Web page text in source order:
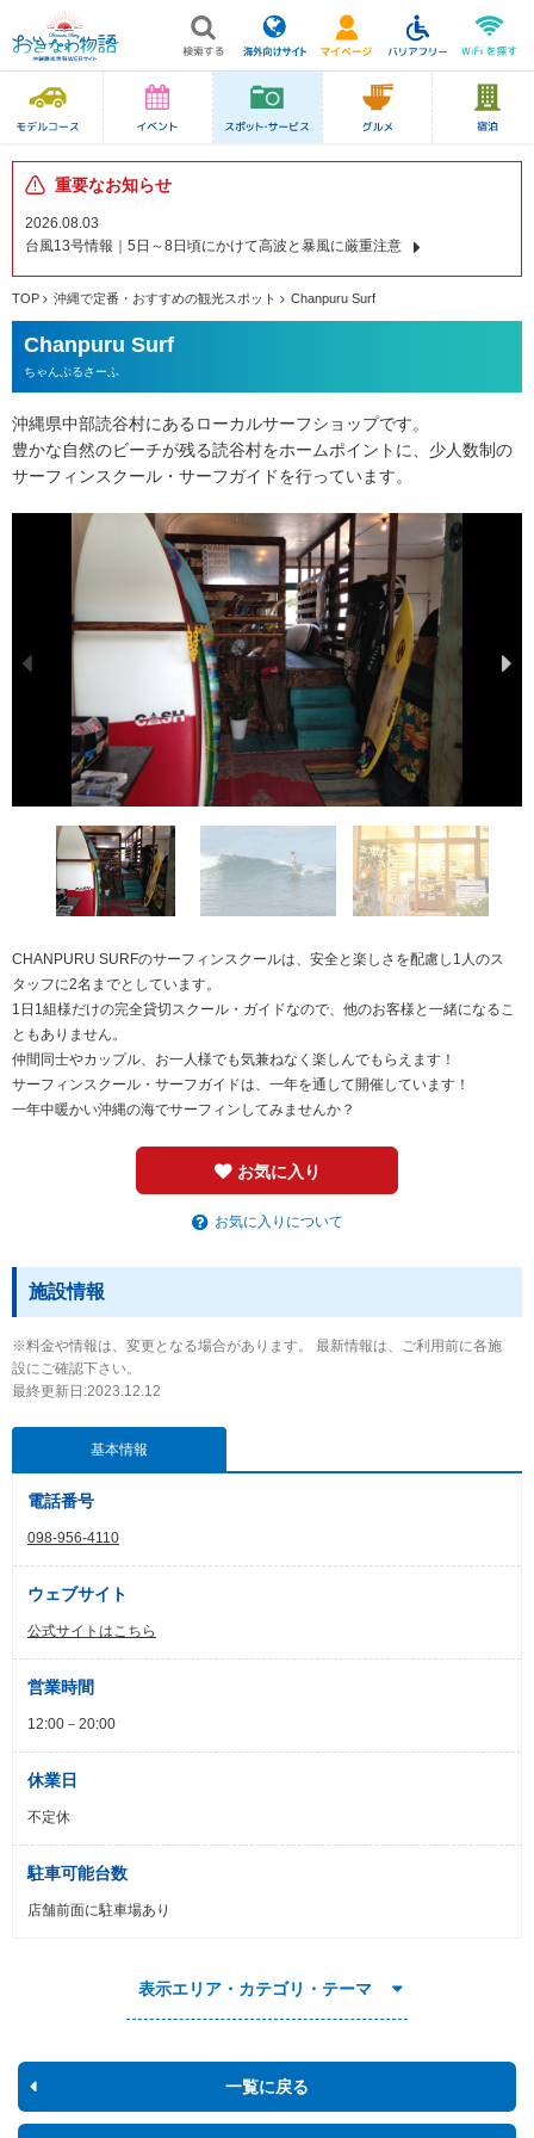
重要なお知らせ
2026.08.03
台風13号情報｜5日～8日頃にかけて高波と暴風に厳重注意
TOP 沖縄で定番・おすすめの観光スポット Chanpuru Surf
Chanpuru Surf
ちゃんぷるさーふ
沖縄県中部読谷村にあるローカルサーフショップです。
豊かな自然のビーチが残る読谷村をホームポイントに、少人数制の
サーフィンスクール・サーフガイドを行っています。
CHANPURU SURFのサーフィンスクールは、安全と楽しさを配慮し1人のス
タッフに2名までとしています。
1日1組様だけの完全貸切スクール・ガイドなので、他のお客様と一緒になるこ
ともありません。
仲間同士やカップル、お一人様でも気兼ねなく楽しんでもらえます！
サーフィンスクール・サーフガイドは、一年を通して開催しています！
一年中暖かい沖縄の海でサーフィンしてみませんか？
お気に入り
お気に入りについて
施設情報
※料金や情報は、変更となる場合があります。 最新情報は、ご利用前に各施
設にご確認下さい。
最終更新日:2023.12.12
基本情報
電話番号
098-956-4110
ウェブサイト
公式サイトはこちら
営業時間
12:00－20:00
休業日
不定休
駐車可能台数
店舗前面に駐車場あり
表示エリア・カテゴリ・テーマ
一覧に戻る